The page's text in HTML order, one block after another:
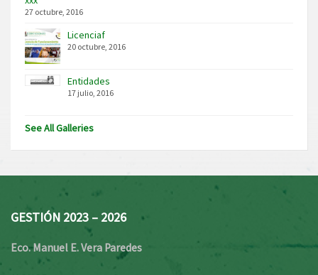
27 octubre, 2016
Licenciaf
20 octubre, 2016
Entidades
17 julio, 2016
See All Galleries
GESTIÓN 2023 – 2026
Eco. Manuel E. Vera Paredes